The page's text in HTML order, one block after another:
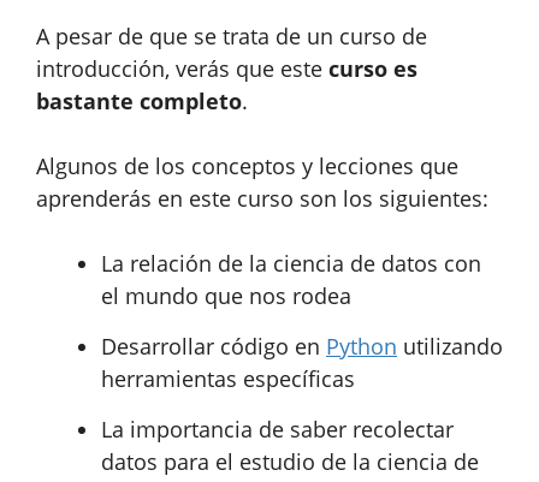
A pesar de que se trata de un curso de
introducción, verás que este curso es
bastante completo.
Algunos de los conceptos y lecciones que
aprenderás en este curso son los siguientes:
La relación de la ciencia de datos con
el mundo que nos rodea
Desarrollar código en Python utilizando
herramientas específicas
La importancia de saber recolectar
datos para el estudio de la ciencia de